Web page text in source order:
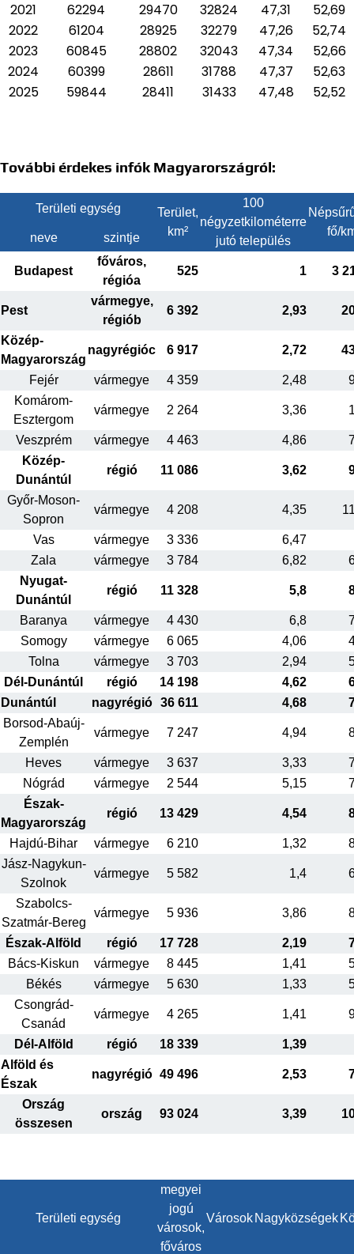
2021
62294 29470 32824 47,31
52,69
2022
61204 28925 32279 47,26
52,74
2023
60845 28802 32043 47,34
52,66
2024
60399 28611 31788 47,37
52,63
2025
59844 28411 31433 47,48 52,52
További érdekes infók Magyarországról:
Területi egység
Terület,
km²
100
négyzetkilométerre
jutó település
fő/
neve szintje
Budapest
főváros,
régióa
525 1 3
Pest
vármegye,
régiób
6 392 2,93
Közép-
Magyarország
nagyrégióc 6 917 2,72
Fejér vármegye 4 359 2,48
Komárom-
Esztergom
vármegye 2 264 3,36
Veszprém vármegye 4 463 4,86
Közép-
Dunántúl
régió 11 086 3,62
Győr-Moson-
Sopron
vármegye 4 208 4,35
Vas vármegye 3 336
6,47
Zala
vármegye 3 784 6,82
Nyugat-
Dunántúl
régió 11 328 5,8
Baranya vármegye 4 430 6,8
Somogy
vármegye 6 065 4,06
Tolna
vármegye 3 703 2,94
Dél-Dunántúl
régió 14 198 4,62
Dunántúl
nagyrégió 36 611 4,68
Borsod-Abaúj-
Zemplén
vármegye 7 247 4,94
Heves vármegye 3 637 3,33
Nógrád
vármegye 2 544 5,15
Észak-
Magyarország
régió 13 429 4,54
Hajdú-Bihar vármegye 6 210 1,32
Jász-Nagykun-
Szolnok
vármegye 5 582 1,4
Szabolcs-
Szatmár-Bereg
vármegye 5 936 3,86
Észak-Alföld régió 17 728 2,19
Bács-Kiskun
vármegye 8 445 1,41
Békés
vármegye 5 630 1,33
Csongrád-
Csanád
vármegye 4 265 1,41
Dél-Alföld régió 18 339
1,39
Alföld és
Észak
nagyrégió 49 496 2,53
Ország
összesen
ország 93 024 3,39
Területi egység
megyei
jogú
városok,
főváros
Városok Nagyközségek